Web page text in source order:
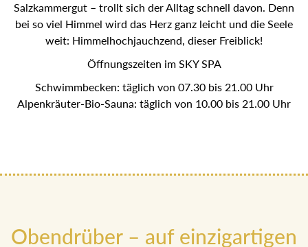
Salzkammergut – trollt sich der Alltag schnell davon. Denn
bei so viel Himmel wird das Herz ganz leicht und die Seele
weit: Himmelhochjauchzend, dieser Freiblick!
Öffnungszeiten im SKY SPA
Schwimmbecken: täglich von 07.30 bis 21.00 Uhr
Alpenkräuter-Bio-Sauna: täglich von 10.00 bis 21.00 Uhr
Obendrüber – auf einzigartigen